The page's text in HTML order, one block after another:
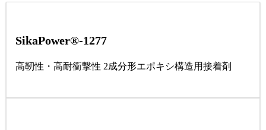
SikaPower®-1277
⾼靭性・⾼耐衝撃性 2成分形エポキシ構造⽤接着剤